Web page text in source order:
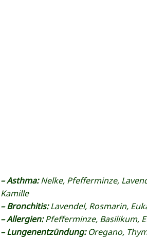
– Asthma:Nelke, Pfefferminze,
Kamille
– Bronchitis:Lavendel, Rosmarin,
– Allergien:Pfefferminze, Basilikum,
– Lungenentzündung:Oregano,